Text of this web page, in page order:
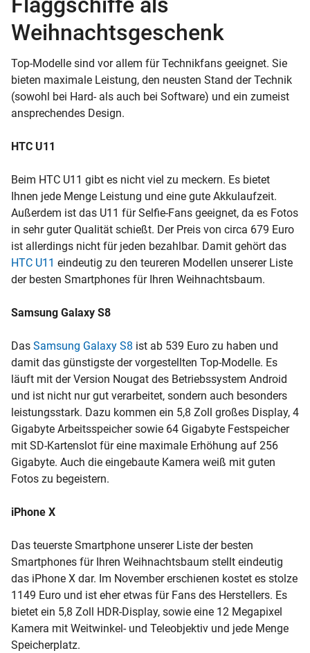
Weihnachtsgeschenk
Top-Modelle sind vor allem für Technikfans geeignet. Sie
bieten maximale Leistung, den neusten Stand der Technik
(sowohl bei Hard- als auch bei Software) und ein zumeist
ansprechendes Design.
HTC U11
Beim HTC U11 gibt es nicht viel zu meckern. Es bietet
Ihnen jede Menge Leistung und eine gute Akkulaufzeit.
Außerdem ist das U11 für Selfie-Fans geeignet, da es Fotos
in sehr guter Qualität schießt. Der Preis von circa 679 Euro
ist allerdings nicht für jeden bezahlbar. Damit gehört das
HTC U11 eindeutig zu den teureren Modellen unserer Liste
der besten Smartphones für Ihren Weihnachtsbaum.
Samsung Galaxy S8
Das Samsung Galaxy S8 ist ab 539 Euro zu haben und
damit das günstigste der vorgestellten Top-Modelle. Es
läuft mit der Version Nougat des Betriebssystem Android
und ist nicht nur gut verarbeitet, sondern auch besonders
leistungsstark. Dazu kommen ein 5,8 Zoll großes Display, 4
Gigabyte Arbeitsspeicher sowie 64 Gigabyte Festspeicher
mit SD-Kartenslot für eine maximale Erhöhung auf 256
Gigabyte. Auch die eingebaute Kamera weiß mit guten
Fotos zu begeistern.
iPhone X
Das teuerste Smartphone unserer Liste der besten
Smartphones für Ihren Weihnachtsbaum stellt eindeutig
das iPhone X dar. Im November erschienen kostet es stolze
1149 Euro und ist eher etwas für Fans des Herstellers. Es
bietet ein 5,8 Zoll HDR-Display, sowie eine 12 Megapixel
Kamera mit Weitwinkel- und Teleobjektiv und jede Menge
Speicherplatz.